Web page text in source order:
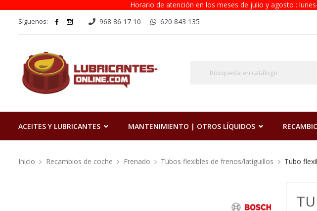
Horario de atención en los meses de julio y agosto :
Síguenos: 968 86 17 10 620 843 135
ACEITES Y LUBRICANTES MANTENIMIENTO | OTROS LÍQUIDOS
Inicio Recambios de coche Frenado Tubos flexibles de frenos/latiguillos Tubo